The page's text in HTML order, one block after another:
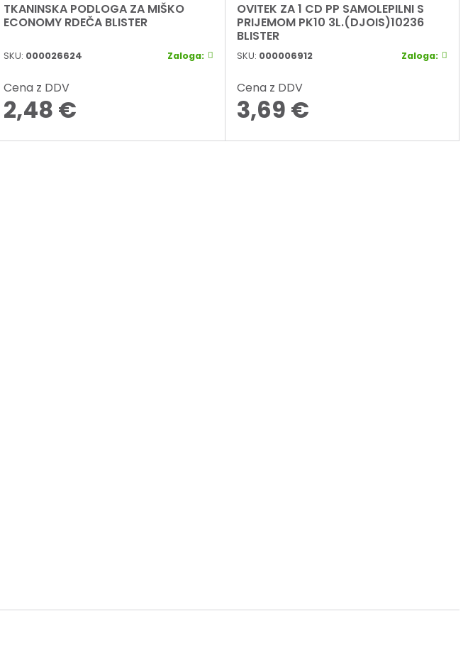
TKANINSKA PODLOGA ZA MIŠKO
ECONOMY RDEČA BLISTER
SKU: 000026624 Zaloga:
Cena z DDV
2,48 €
OVITEK ZA 1 CD PP SAMOLEPILNI S
PRIJEMOM PK10 3L.(DJOIS)10236
BLISTER
SKU: 000006912 Zaloga:
Cena z DDV
3,69 €